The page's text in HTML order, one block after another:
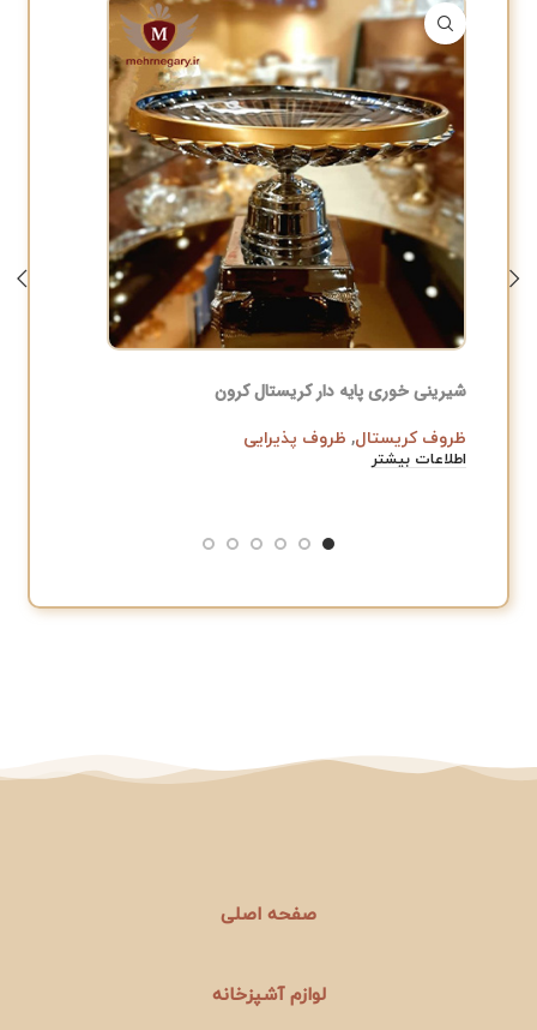
شیرینی خوری پایه دار کریستال کرون
ظروف کریستال, ظروف پذیرایی
اطلاعات بیشتر
صفحه اصلی
لوازم آشپزخانه